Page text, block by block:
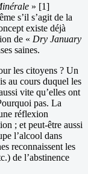
» [1]
s’il s’agit de la
existe déjà
de « Dry January
saines.
les citoyens ? Un
au cours duquel les
vite qu’elles ont
pas. La
réflexion
; et peut-être aussi
l’alcool dans
reconnaissent les
de l’abstinence